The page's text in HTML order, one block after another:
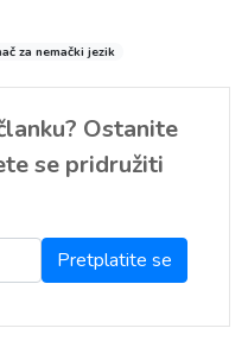
za nemački jezik
Ostanite
se pridružiti